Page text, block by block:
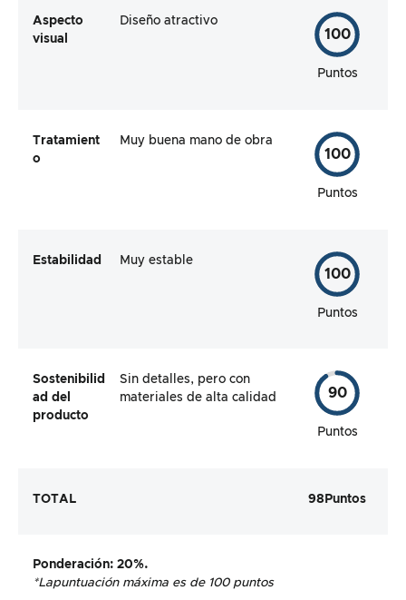
Aspecto
visual
Diseño atractivo
100
Puntos
Tratamient
o
Muy buena mano de obra
100
Puntos
Estabilidad Muy estable
100
Puntos
Sostenibilid
ad del
producto
Sin detalles, pero con
materiales de alta calidad
90
Puntos
TOTAL 98 Puntos
Ponderación: 20%.
*Lapuntuación máxima es de 100 puntos